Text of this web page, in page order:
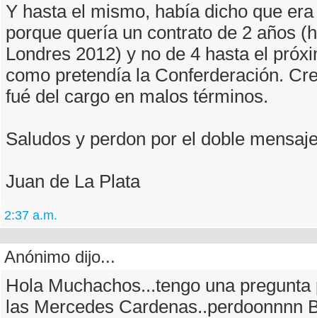
Y hasta el mismo, había dicho que
porque quería un contrato de 2 años
Londres 2012) y no de 4 hasta el
como pretendía la Conferderación.
fué del cargo en malos términos.
Saludos y perdon por el doble
Juan de La Plata
2:37 a.m.
Anónimo dijo...
Hola Muchachos...tengo una
las Mercedes Cardenas..perdoonnnn